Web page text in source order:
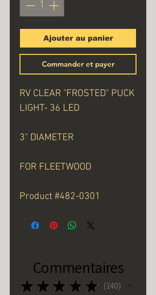
Ajouter au panier
Commander et payer
RV CLEAR "FROSTED" PUCK
LIGHT- 36 LED
3" DIAMETER
FOR FLEETWOOD
Product #482-0301
Commentaires
★ ★ ★ ★ ★ 140
140